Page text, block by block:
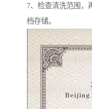
7、检查清洗范围，
档存储。